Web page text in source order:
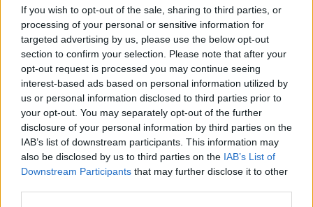
If you wish to opt-out of the sale, sharing to third parties, or
processing of your personal or sensitive information for
targeted advertising by us, please use the below opt-out
section to confirm your selection. Please note that after your
opt-out request is processed you may continue seeing
interest-based ads based on personal information utilized by
us or personal information disclosed to third parties prior to
your opt-out. You may separately opt-out of the further
disclosure of your personal information by third parties on the
IAB’s list of downstream participants. This information may
also be disclosed by us to third parties on the IAB’s List of
Downstream Participants that may further disclose it to other
Seguici su Google Discover
Segui Libero Quotidiano su Google Discover
Scegli Libero Quotidiano come fonte preferita